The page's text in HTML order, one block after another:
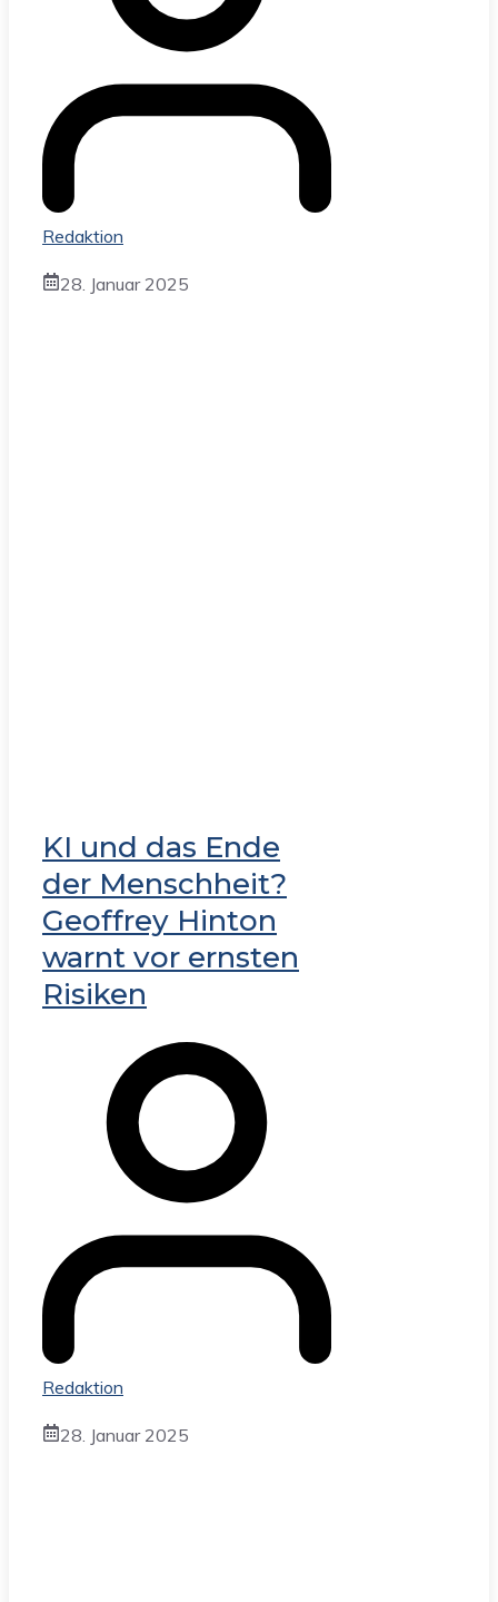
Redaktion
28. Januar 2025
KI und das Ende
der Menschheit?
Geoffrey Hinton
warnt vor ernsten
Risiken
Redaktion
28. Januar 2025